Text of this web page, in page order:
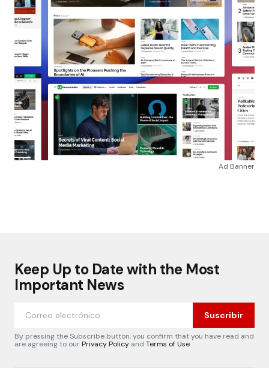
Ad Banner
Keep Up to Date with the Most
Important News
Suscribir
By pressing the Subscribe button, you confirm that you have read and
are agreeing to ourPrivacy Policy and Terms of Use